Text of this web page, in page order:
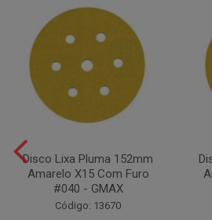
Disco Lixa Pluma 152mm
Amarelo X15 Com Furo
#040 - GMAX
Código: 13670